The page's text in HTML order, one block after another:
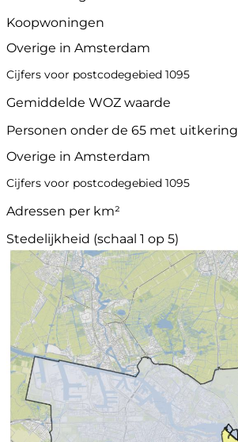
Koopwoningen
Overige in Amsterdam
Cijfers voor postcodegebied 1095
Gemiddelde WOZ waarde
Personen onder de 65 met uitkering
Overige in Amsterdam
Cijfers voor postcodegebied 1095
Adressen per km²
Stedelijkheid (schaal 1 op 5)